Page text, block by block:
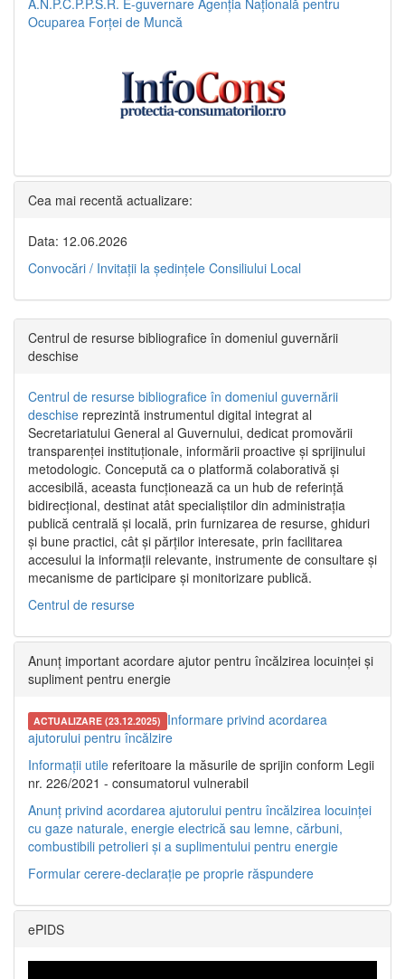
A.N.P.C.P.P.S.R. E-guvernare Agenția Națională pentru
Ocuparea Forței de Muncă
Cea mai recentă actualizare:
Data: 12.06.2026
Convocări / Invitaţii la şedinţele Consiliului Local
Centrul de resurse bibliografice în domeniul guvernării
deschise
Centrul de resurse bibliografice în domeniul guvernării
deschise reprezintă instrumentul digital integrat al
Secretariatului General al Guvernului, dedicat promovării
transparenței instituționale, informării proactive și sprijinului
metodologic. Concepută ca o platformă colaborativă și
accesibilă, aceasta funcționează ca un hub de referință
bidirecțional, destinat atât specialiștilor din administrația
publică centrală și locală, prin furnizarea de resurse, ghiduri
și bune practici, cât și părților interesate, prin facilitarea
accesului la informații relevante, instrumente de consultare și
mecanisme de participare și monitorizare publică.
Centrul de resurse
Anunț important acordare ajutor pentru încălzirea locuinței și
supliment pentru energie
ACTUALIZARE (23.12.2025) Informare privind acordarea
ajutorului pentru încălzire
Informații utile referitoare la măsurile de sprijin conform Legii
nr. 226/2021 - consumatorul vulnerabil
Anunț privind acordarea ajutorului pentru încălzirea locuinței
cu gaze naturale, energie electrică sau lemne, cărbuni,
combustibili petrolieri și a suplimentului pentru energie
Formular cerere-declarație pe proprie răspundere
ePIDS